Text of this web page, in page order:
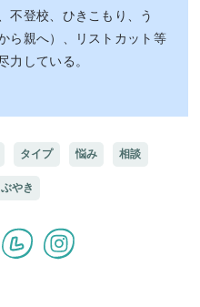
不登校、ひきこもり、う
ら親へ）、リストカット等
力している。
タイプ 悩み 相談
やき